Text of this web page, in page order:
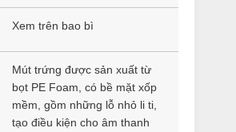
Xem trên bao bì
Mút trứng được sản xuất từ
bọt PE Foam, có bề mặt xốp
mềm, gồm những lỗ nhỏ li ti,
tạo điều kiện cho âm thanh